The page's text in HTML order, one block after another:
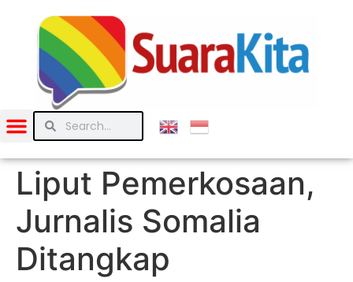
Liput Pemerkosaan,
Jurnalis Somalia
Ditangkap